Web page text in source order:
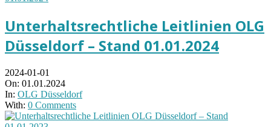
Unterhaltsrechtliche Leitlinien OLG
Düsseldorf – Stand 01.01.2024
2024-01-01
On: 01.01.2024
In: OLG Düsseldorf
With: 0 Comments